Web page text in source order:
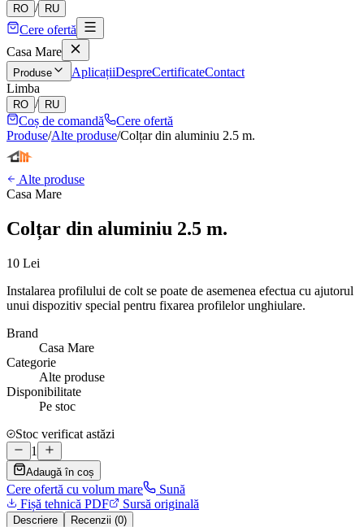
RO / RU
Cere ofertă
Casa Mare
Produse AplicațiiDespreCertificateContact
Limba
RO / RU
Coș de comandă
Cere ofertă
Produse/Alte produse/Colțar din aluminiu 2.5 m.
Alte produse
Casa Mare
Colțar din aluminiu 2.5 m.
10 Lei
Instalarea profilului de colt se poate de asemenea efectua cu ajutorul
unui dispozitiv special pentru fixarea profilelor unghiulare.
Brand
Casa Mare
Categorie
Alte produse
Disponibilitate
Pe stoc
Stoc verificat astăzi
1
Adaugă în coș
Cere ofertă cu volum mare
Sună
Fișă tehnică PDF
Sursă originală
Descriere Recenzii (0)